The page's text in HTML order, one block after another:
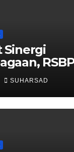
Sinergi
Pastikan
dan
SUHARSAD